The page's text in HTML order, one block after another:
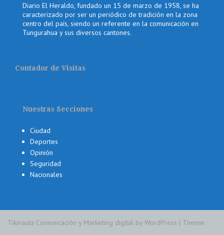
Diario El Heraldo, fundado un 15 de marzo de 1958, se ha
caracterizado por ser un periódico de tradición en la zona
centro del país, siendo un referente en la comunicación en
Tungurahua y sus diversos cantones.
Contador de Visitas
Nuestras Secciones
Ciudad
Deportes
Opinión
Seguridad
Nacionales
Tikinauta Comunicación y Marketing digital by WordPress | Theme: